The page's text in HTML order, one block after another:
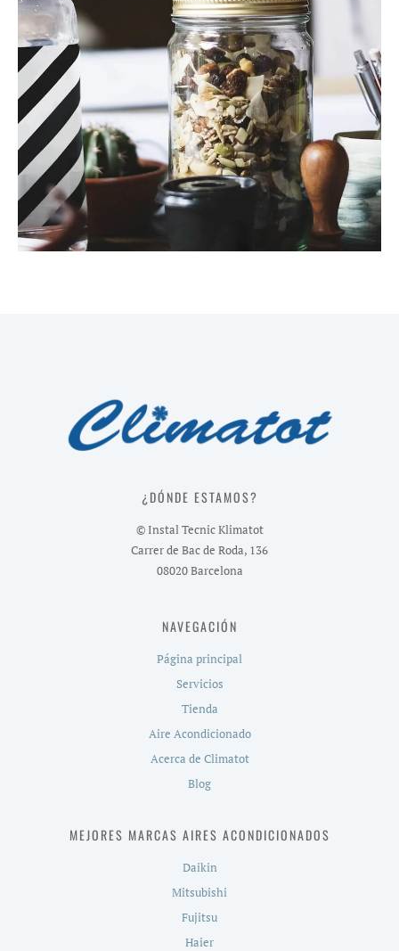
¿DÓNDE ESTAMOS?
© Instal Tecnic Klimatot
Carrer de Bac de Roda, 136
08020 Barcelona
NAVEGACIÓN
Página principal
Servicios
Tienda
Aire Acondicionado
Acerca de Climatot
Blog
MEJORES MARCAS AIRES ACONDICIONADOS
Daikin
Mitsubishi
Fujitsu
Haier